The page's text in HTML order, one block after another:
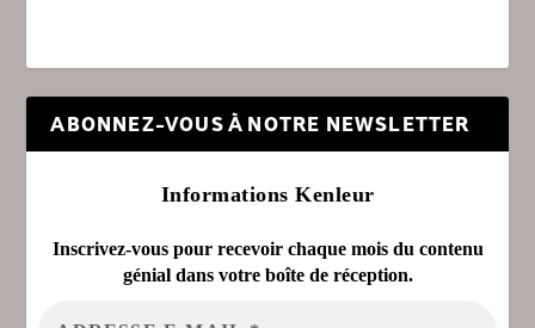
ABONNEZ-VOUS À NOTRE NEWSLETTER
Informations Kenleur
Inscrivez-vous pour recevoir chaque mois du contenu
génial dans votre boîte de réception.